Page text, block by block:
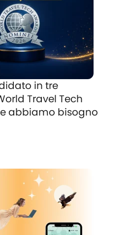
in tre
Travel Tech
abbiamo bisogno